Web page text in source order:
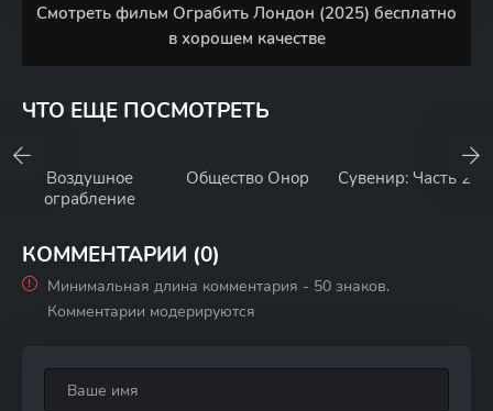
Смотреть фильм Ограбить Лондон (2025) бесплатно
в хорошем качестве
ЧТО ЕЩЕ ПОСМОТРЕТЬ
Воздушное
ограбление
Общество Онор Сувенир: Часть 2
КОММЕНТАРИИ (0)
Минимальная длина комментария - 50 знаков.
Комментарии модерируются